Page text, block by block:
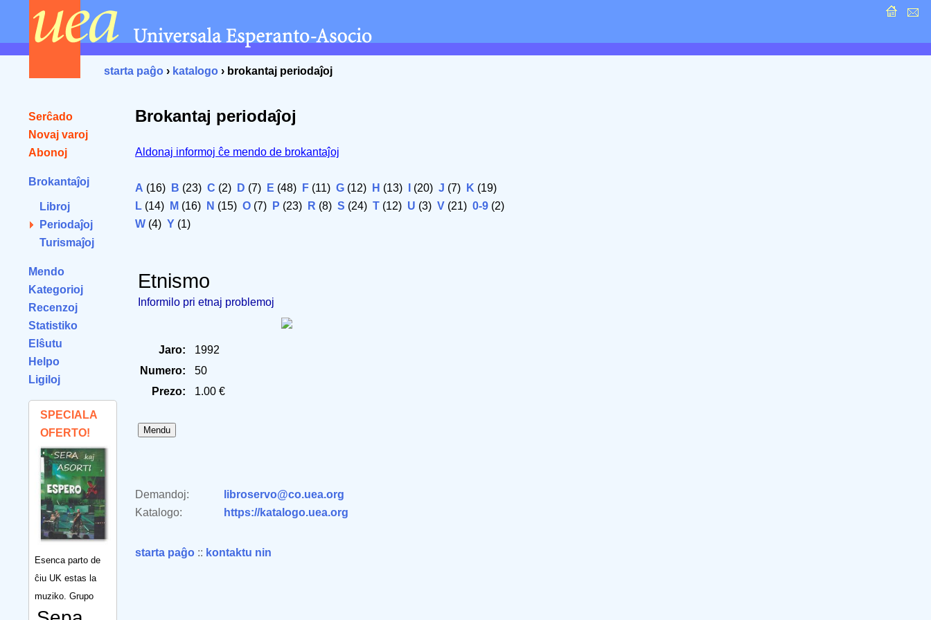
starta paĝo › katalogo › brokantaj periodaĵoj
Serĉado
Novaj varoj
Abonoj
Brokantaĵoj
Libroj
Periodaĵoj
Turismaĵoj
Mendo
Kategorioj
Recenzoj
Statistiko
Elŝutu
Helpo
Ligiloj
SPECIALA
OFERTO!
Esenca parto de
ĉiu UK estas la
muziko. Grupo
Brokantaj periodaĵoj
Aldonaj informoj ĉe mendo de brokantaĵoj
A (16) B (23) C (2) D (7) E (48) F (11) G (12) H (13) (20) J (7) K (19)
L (14) M (16) N (15) O (7) P (23) R (8) S (24) T (12) U (3) V (21) 0-9 (2)
W (4) Y (1)
Etnismo
Informilo pri etnaj problemoj
Jaro:
1992
Numero:
50
Prezo:
1.00 €
Demandoj:
libroservo@co.uea.org
Katalogo:
https://katalogo.uea.org
starta paĝo :: kontaktu nin